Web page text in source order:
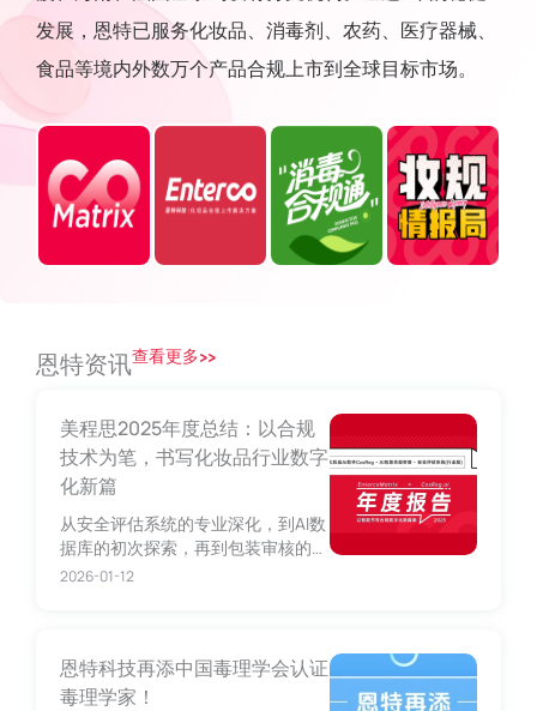
发展，恩特已服务化妆品、消毒剂、农药、医疗器械、
食品等境内外数万个产品合规上市到全球目标市场。
恩特资讯查看更多>>
美程思2025年度总结：以合规
技术为笔，书写化妆品行业数字
化新篇
从安全评估系统的专业深化，到AI数
据库的初次探索，再到包装审核的效
率革命，最终落地一站式AI合规助
2026-01-12
恩特科技再添中国毒理学会认证
毒理学家！